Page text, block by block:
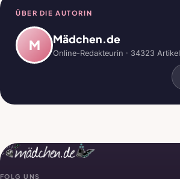
ÜBER DIE AUTORIN
M Mädchen.de
Online-Redakteurin · 34323 Artikel
FOLG UNS